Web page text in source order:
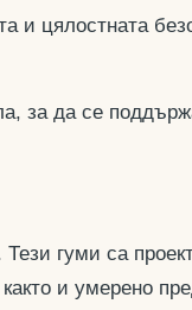
и цялостната
за да се
гуми са
и умерено